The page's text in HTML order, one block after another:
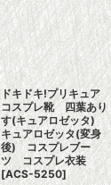
ドキドキ!プリキュア
コスプレ靴 四葉あり
す(キュアロゼッタ)
キュアロゼッタ(変身
後) コスプレブー
ツ コスプレ衣装
[ACS-5250]